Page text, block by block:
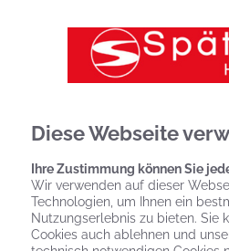
Diese Webseite
Ihre Zustimmung können Sie
Wir verwenden auf dieser
Technologien, um Ihnen ein
Nutzungserlebnis zu bieten. Sie
Cookies auch ablehnen und